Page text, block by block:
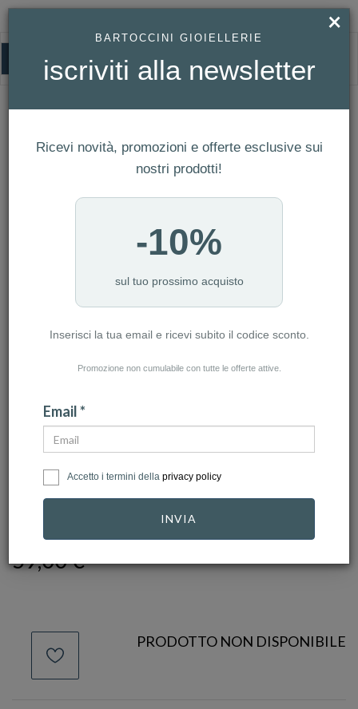
HOMEPAGE BRACCIALE UNODE50 - TRAVESÍA REF. PUL1208MTL0000M
BRACCIALE UNOde50 - Travesía Ref.
PUL1208MTL0000M
59,00 €
PRODOTTO NON DISPONIBILE
×
BARTOCCINI GIOIELLERIE
iscriviti alla newsletter
Ricevi novità, promozioni e offerte esclusive sui
nostri prodotti!
-10%
sul tuo prossimo acquisto
Inserisci la tua email e ricevi subito il codice sconto.
Promozione non cumulabile con tutte le offerte attive.
Email *
Accetto i termini della privacy policy
INVIA